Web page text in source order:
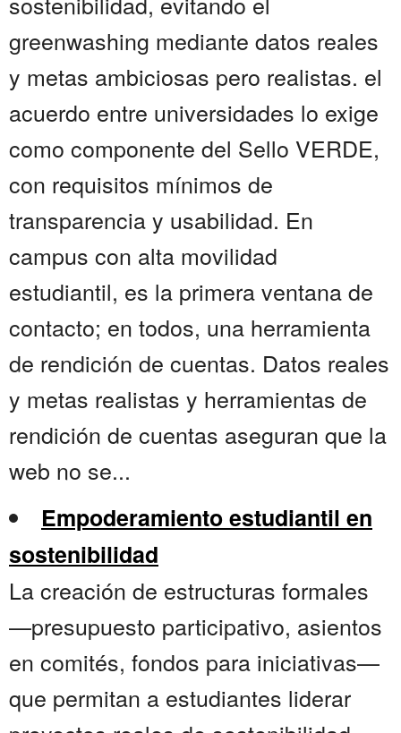
greenwashing mediante datos reales
y metas ambiciosas pero realistas. el
acuerdo entre universidades lo exige
como componente del Sello VERDE,
con requisitos mínimos de
transparencia y usabilidad. En
campus con alta movilidad
estudiantil, es la primera ventana de
contacto; en todos, una herramienta
de rendición de cuentas. Datos reales
y metas realistas y herramientas de
rendición de cuentas aseguran que la
web no se...
Empoderamiento estudiantil en
sostenibilidad
La creación de estructuras formales
—presupuesto participativo, asientos
en comités, fondos para iniciativas—
que permitan a estudiantes liderar